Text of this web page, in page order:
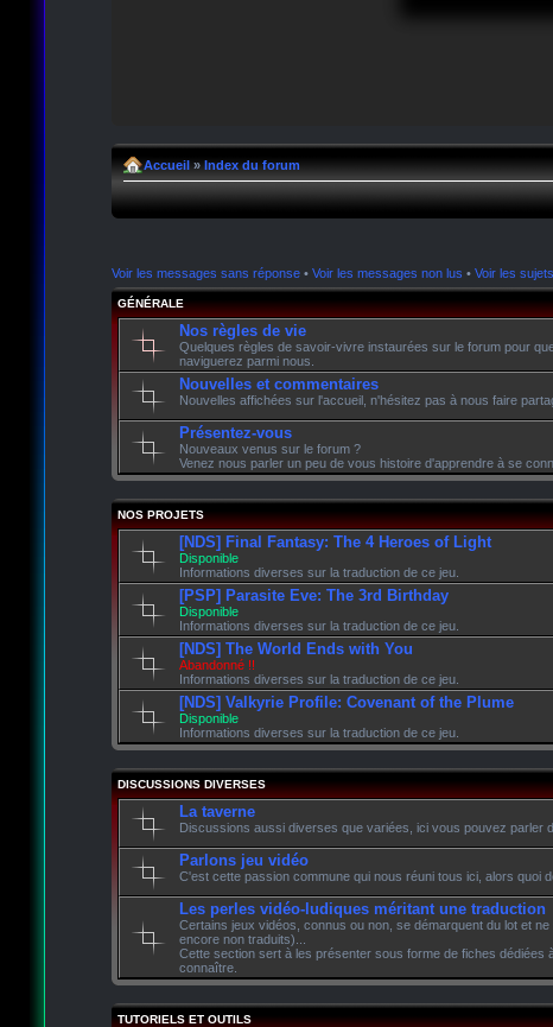
Accueil» Index du forum
Voir les messages sans réponse• Voir les messages non lus • Voir les
GÉNÉRALE
Nos règles de vie
Quelques règles de savoir-vivre instaurées sur le forum pour
naviguerez parmi nous.
Nouvelles et commentaires
Nouvelles affichées sur l'accueil, n'hésitez pas à nous faire
Présentez-vous
Nouveaux venus sur le forum ?
Venez nous parler un peu de vous histoire d'apprendre à se
NOS PROJETS
[NDS] Final Fantasy: The 4 Heroes of Light
Disponible
Informations diverses sur la traduction de ce jeu.
[PSP] Parasite Eve: The 3rd Birthday
Disponible
Informations diverses sur la traduction de ce jeu.
[NDS] The World Ends with You
Abandonné !!
Informations diverses sur la traduction de ce jeu.
[NDS] Valkyrie Profile: Covenant of the Plume
Disponible
Informations diverses sur la traduction de ce jeu.
DISCUSSIONS DIVERSES
La taverne
Discussions aussi diverses que variées, ici vous pouvez parler
Parlons jeu vidéo
C'est cette passion commune qui nous réuni tous ici, alors quoi
Les perles vidéo-ludiques méritant une traduction
Certains jeux vidéos, connus ou non, se démarquent du lot et
encore non traduits)...
Cette section sert à les présenter sous forme de fiches dédiées
connaître.
TUTORIELS ET OUTILS